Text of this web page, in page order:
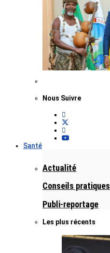
Nous Suivre
Santé
Actualité
Conseils pratiques
Publi-reportage
Les plus récents